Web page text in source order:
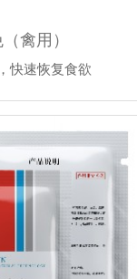
禽用）
快速恢复食欲